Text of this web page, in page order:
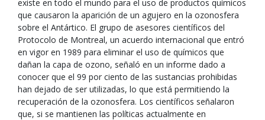
existe en todo el mundo para el uso de productos químicos
que causaron la aparición de un agujero en la ozonosfera
sobre el Antártico. El grupo de asesores científicos del
Protocolo de Montreal, un acuerdo internacional que entró
en vigor en 1989 para eliminar el uso de químicos que
dañan la capa de ozono, señaló en un informe dado a
conocer que el 99 por ciento de las sustancias prohibidas
han dejado de ser utilizadas, lo que está permitiendo la
recuperación de la ozonosfera. Los científicos señalaron
que, si se mantienen las políticas actualmente en